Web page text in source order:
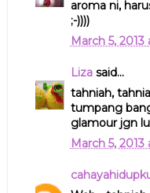
aroma ni,
;-))))
March 5, 2013
Lizasaid...
tahniah,
tumpang
glamour jgn
March 5, 2013